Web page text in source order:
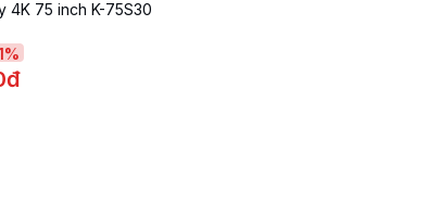
4K 75 inch K-75S30
%